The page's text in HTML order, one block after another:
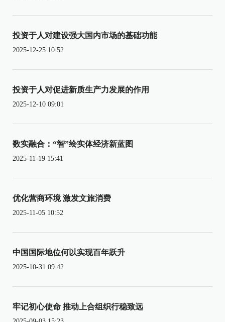
投资于人对建设强大国内市场的基础功能
2025-12-25 10:52
投资于人对促进新质生产力发展的作用
2025-12-10 09:01
数实融合：“智”绘实体经济新蓝图
2025-11-19 15:41
优化营商环境 激发文旅消费
2025-11-05 10:52
中国国际地位何以实现百年跃升
2025-10-31 09:42
牢记初心使命 推动上合组织行稳致远